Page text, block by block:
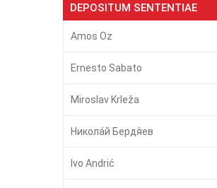
DEPOSITUM SENTENTIAE
Amos Oz
Ernesto Sabato
Miroslav Krleža
Никола́й Бердя́ев
Ivo Andrić